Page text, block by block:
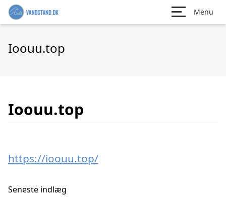
Menu
Ioouu.top
Ioouu.top
https://ioouu.top/
Seneste indlæg